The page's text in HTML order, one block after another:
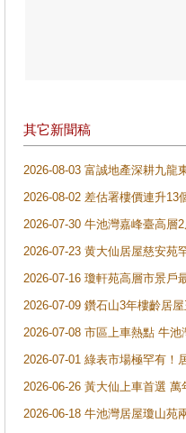
其它新聞稿
2026-08-03 富誠地產深耕九
2026-08-02 差估署樓價連升
2026-07-30 牛池灣嘉峰臺高層
2026-07-23 黄大仙居屋慈安苑
2026-07-16 瓊軒苑高層市景戶
2026-07-09 鑽石山3年樓齡居
2026-07-08 市區上車熱點 牛
2026-07-01 綠表市場極罕有！
2026-06-26 黃大仙上車首選
2026-06-18 牛池灣居屋瓊山苑